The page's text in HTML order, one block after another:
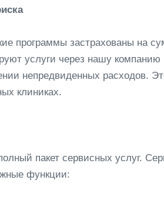
программы застрахованы на
услуги через нашу
непредвиденных расходов.
клиниках.
пакет сервисных услуг.
функции: